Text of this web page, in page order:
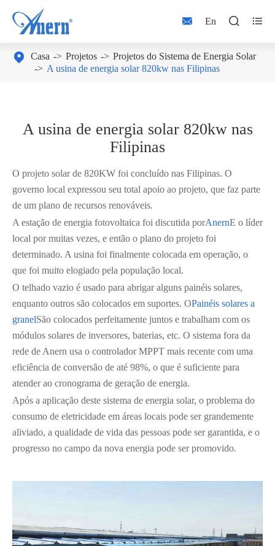
 En  
 Casa Projetos
Projetos do Sistema de Energia Solar
A usina de energia solar 820kw nas Filipinas
A usina de energia solar 820kw nas
Filipinas
O projeto solar de 820KW foi concluído nas Filipinas. O
governo local expressou seu total apoio ao projeto, que faz parte
de um plano de recursos renováveis.
A estação de energia fotovoltaica foi discutida porAnernE o líder
local por muitas vezes, e então o plano do projeto foi
determinado. A usina foi finalmente colocada em operação, o
que foi muito elogiado pela população local.
O telhado vazio é usado para abrigar alguns painéis solares,
enquanto outros são colocados em suportes. OPainéis solares a
granelSão colocados perfeitamente juntos e trabalham com os
módulos solares de inversores, baterias, etc. O sistema fora da
rede de Anern usa o controlador MPPT mais recente com uma
eficiência de conversão de até 98%, o que é suficiente para
atender ao cronograma de geração de energia.
Após a aplicação deste sistema de energia solar, o problema do
consumo de eletricidade em áreas locais pode ser grandemente
aliviado, a qualidade de vida das pessoas pode ser garantida, e o
progresso no campo da nova energia pode ser promovido.